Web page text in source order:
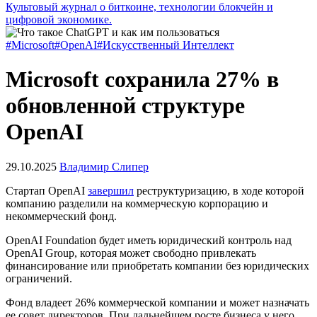
Культовый журнал о биткоине, технологии блокчейн и
цифровой экономике.
#Microsoft#OpenAI#Искусственный Интеллект
Microsoft сохранила 27% в
обновленной структуре
OpenAI
29.10.2025 Владимир Слипер
Стартап OpenAI завершил реструктуризацию, в ходе которой
компанию разделили на коммерческую корпорацию и
некоммерческий фонд.
OpenAI Foundation будет иметь юридический контроль над
OpenAI Group, которая может свободно привлекать
финансирование или приобретать компании без юридических
ограничений.
Фонд владеет 26% коммерческой компании и может назначать